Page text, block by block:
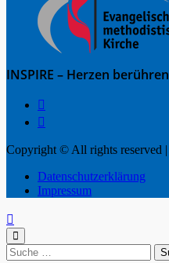
INSPIRE – Herzen
Copyright © All rights reserved |
Datenschutzerklärung
Impressum
Suche